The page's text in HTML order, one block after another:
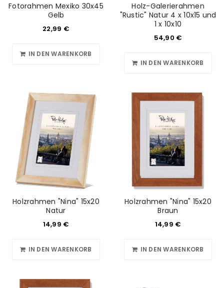
Fotorahmen Mexiko 30x45
Gelb
22,99 €
IN DEN WARENKORB
Holz-Galerierahmen
"Rustic" Natur 4 x 10x15 und
1 x 10x10
54,90 €
IN DEN WARENKORB
Holzrahmen "Nina" 15x20
Natur
14,99 €
IN DEN WARENKORB
Holzrahmen "Nina" 15x20
Braun
14,99 €
IN DEN WARENKORB